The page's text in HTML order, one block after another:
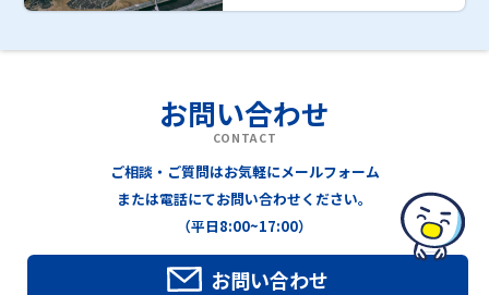
お問い合わせ
CONTACT
ご相談・ご質問はお気軽にメールフォーム
または電話にてお問い合わせください。
（平日8:00~17:00）
お問い合わせ